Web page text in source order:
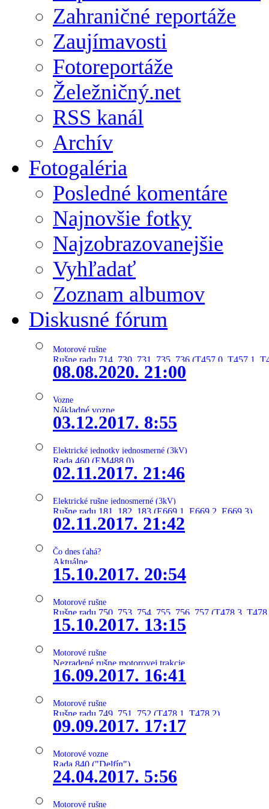
Zahraničné reportáže
Zaujímavosti
Fotoreportáže
Želežničný.net
RSS kanál
Archív
Fotogaléria
Posledné komentáre
Najnovšie fotky
Najzobrazovanejšie
Vyhľadať
Zoznam albumov
Diskusné fórum
Motorové rušne
Rušne radu 714, 730, 731, 735, 736 (T457.0, T457.1,
08.08.2020. 21:00
Vozne
Nákladné vozne
03.12.2017. 8:55
Elektrické jednotky jednosmerné (3kV)
Rada 460 (EM488.0)
02.11.2017. 21:46
Elektrické rušne jednosmerné (3kV)
Rušne radu 181, 182, 183 (E669.1, E669.2, E669.3)
02.11.2017. 21:42
Čo dnes ťahá?
Aktuálne
15.10.2017. 20:54
Motorové rušne
Rušne radu 750, 753, 754, 755, 756, 757 (T478.3,
15.10.2017. 13:15
Motorové rušne
Nezradené rušne motorovej trakcie
16.09.2017. 16:41
Motorové rušne
Rušne radu 749, 751, 752 (T478.1, T478.2)
09.09.2017. 17:17
Motorové vozne
Rada 840 ("Delfín")
24.04.2017. 5:56
Motorové rušne